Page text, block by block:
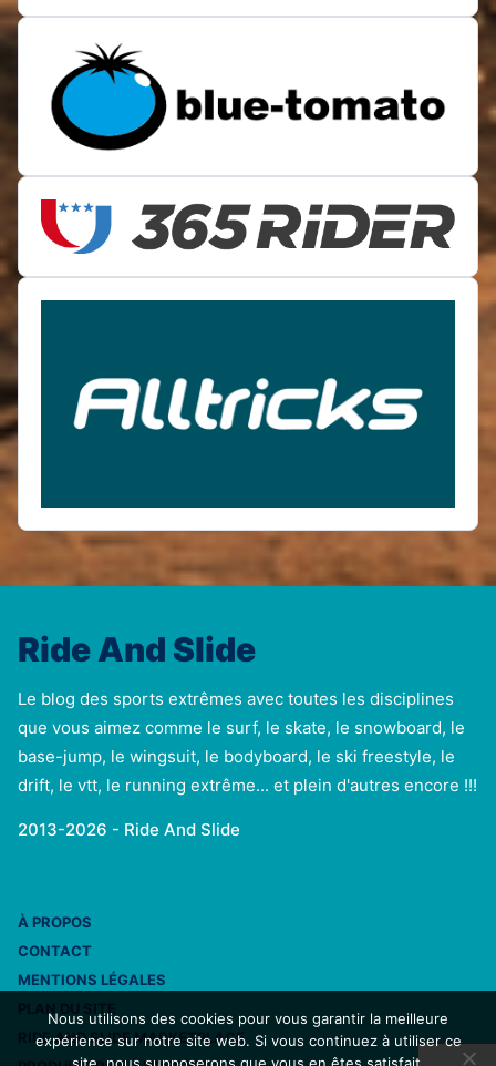
Ride And Slide
Le blog des sports extrêmes avec toutes les disciplines
que vous aimez comme le surf, le skate, le snowboard, le
base-jump, le wingsuit, le bodyboard, le ski freestyle, le
drift, le vtt, le running extrême... et plein d'autres encore !!!
2013-2026 - Ride And Slide
À PROPOS
CONTACT
MENTIONS LÉGALES
RIDE AND SLIDE MARKETPLACE
Nous utilisons des cookies pour vous garantir la meilleure
expérience sur notre site web. Si vous continuez à utiliser ce